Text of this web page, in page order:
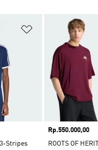
Tambahkan ke
3-Stripes
Harga
Rp.550.000,00
ROOTS OF